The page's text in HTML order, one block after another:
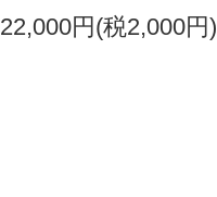
22,000円(税2,000円)